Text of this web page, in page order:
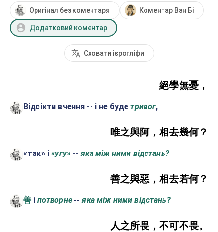
Оригінал без коментаря Коментар Ван Бі
Додатковий коментар
Сховати ієрогліфи
絕學無憂，
Відсікти вчення -- і не будетривог,
唯之與阿，相去幾何？
«так» і«угу» --яка між ними відстань?
善之與惡，相去若何？
善 і потворне--яка між ними відстань?
人之所畏，不可不畏。